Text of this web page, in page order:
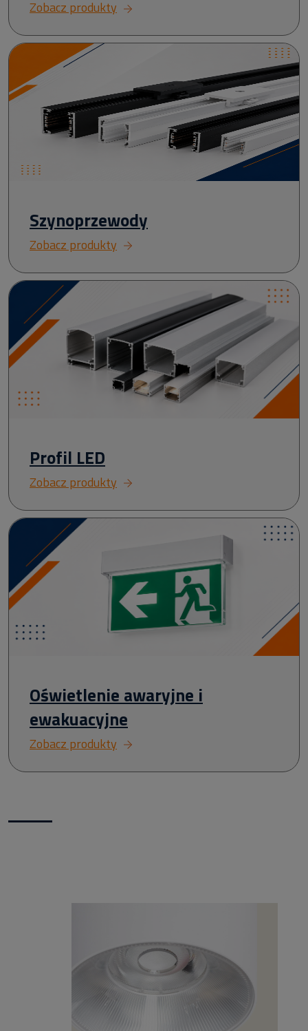
Zobacz produkty
Szynoprzewody
Zobacz produkty
Profil LED
Zobacz produkty
Oświetlenie awaryjne i
ewakuacyjne
Zobacz produkty